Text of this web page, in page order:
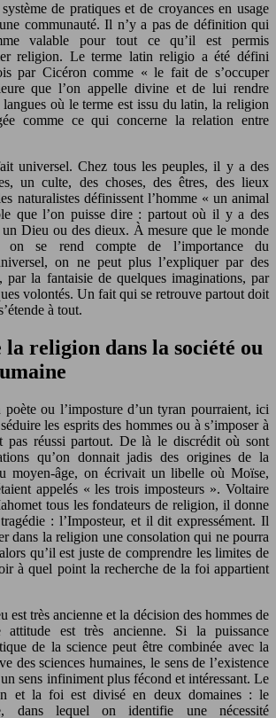
de pratiques et de croyances en usage
communauté. Il n’y a pas de définition qui
valable pour tout ce qu’il est permis
religion. Le terme latin religio a été défini
par Cicéron comme « le fait de s’occuper
que l’on appelle divine et de lui rendre
où le terme est issu du latin, la religion
comme ce qui concerne la relation entre
universel. Chez tous les peuples, il y a des
un culte, des choses, des êtres, des lieux
naturalistes définissent l’homme « un animal
que l’on puisse dire : partout où il y a des
Dieu ou des dieux. À mesure que le monde
on se rend compte de l’importance du
on ne peut plus l’expliquer par des
par la fantaisie de quelques imaginations, par
volontés. Un fait qui se retrouve partout doit
à tout.
religion dans la société ou
poète ou l’imposture d’un tyran pourraient, ici
les esprits des hommes ou à s’imposer à
pas réussi partout. De là le discrédit où sont
qu’on donnait jadis des origines de la
âge, on écrivait un libelle où Moïse,
appelés « les trois imposteurs ». Voltaire
tous les fondateurs de religion, il donne
: l’Imposteur, et il dit expressément. Il
dans la religion une consolation qui ne pourra
qu’il est juste de comprendre les limites de
à quel point la recherche de la foi appartient
est très ancienne et la décision des hommes de
est très ancienne. Si la puissance
de la science peut être combinée avec la
des sciences humaines, le sens de l’existence
sens infiniment plus fécond et intéressant. Le
et la foi est divisé en deux domaines : le
dans lequel on identifie une nécessité